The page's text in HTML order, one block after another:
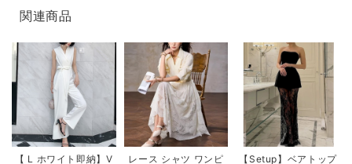
関連商品
【 L ホワイト即納】V
レース シャツ ワンピ
【Setup】ベアトップ